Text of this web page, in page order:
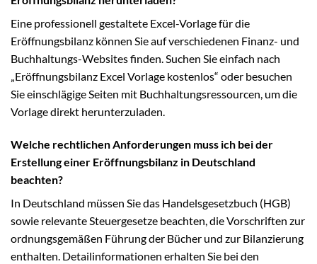
Eine professionell gestaltete Excel-Vorlage für die
Eröffnungsbilanz können Sie auf verschiedenen Finanz- und
Buchhaltungs-Websites finden. Suchen Sie einfach nach
„Eröffnungsbilanz Excel Vorlage kostenlos“ oder besuchen
Sie einschlägige Seiten mit Buchhaltungsressourcen, um die
Vorlage direkt herunterzuladen.
Welche rechtlichen Anforderungen muss ich bei der
Erstellung einer Eröffnungsbilanz in Deutschland
beachten?
In Deutschland müssen Sie das Handelsgesetzbuch (HGB)
sowie relevante Steuergesetze beachten, die Vorschriften zur
ordnungsgemäßen Führung der Bücher und zur Bilanzierung
enthalten. Detailinformationen erhalten Sie bei den